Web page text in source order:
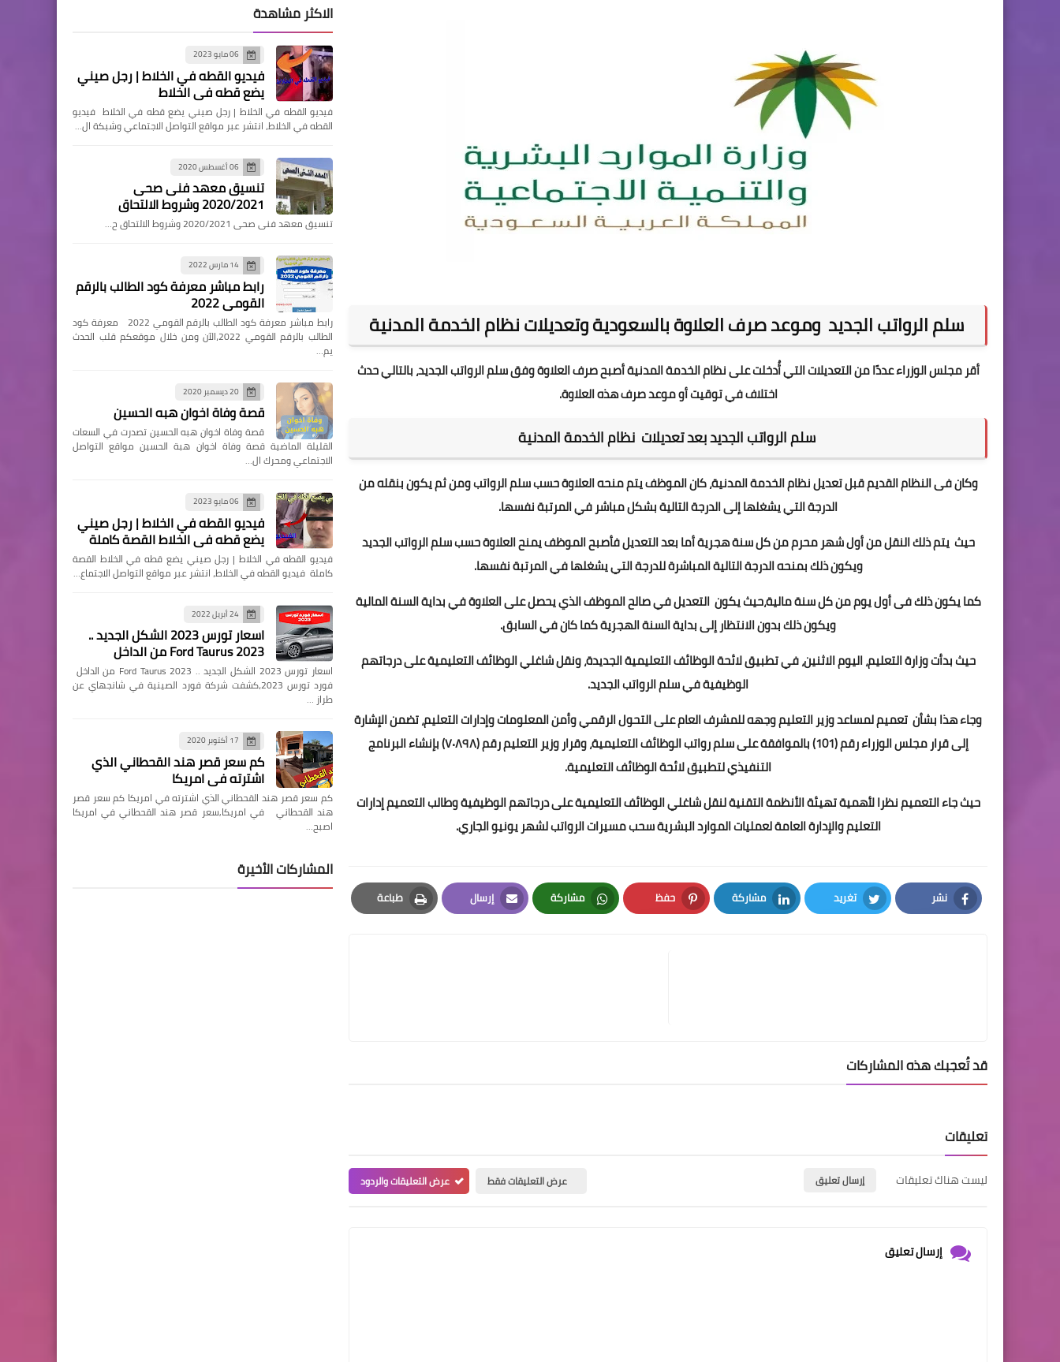
سلم الرواتب الجديد وموعد صرف العلاوة بالسعودية وتعديلات نظام الخدمة المدنية
أقر مجلس الوزراء عددًا من التعديلات التي أُدخلت على نظام الخدمة المدنية أصبح صرف العلاوة وفق سلم الرواتب الجديد، بالتالي حدث
اختلاف في توقيت أو موعد صرف هذه العلاوة.
سلم الرواتب الجديد بعد تعديلات نظام الخدمة المدنية
وكان فى النظام القديم قبل تعديل نظام الخدمة المدنية، كان الموظف يتم منحه العلاوة حسب سلم الرواتب ومن ثم يكون بنقله من
الدرجة التي يشغلها إلى الدرجة التالية بشكل مباشر في المرتبة نفسها.
حيث يتم ذلك النقل من أول شهر محرم من كل سنة هجرية أما بعد التعديل فأصبح الموظف يمنح العلاوة حسب سلم الرواتب الجديد
ويكون ذلك بمنحه الدرجة التالية المباشرة للدرجة التي يشغلها في المرتبة نفسها.
كما يكون ذلك فى أول يوم من كل سنة مالية،حيث يكون التعديل في صالح الموظف الذي يحصل على العلاوة في بداية السنة المالية
ويكون ذلك بدون الانتظار إلى بداية السنة الهجرية كما كان في السابق.
حيث بدأت وزارة التعليم، اليوم الاثنين، في تطبيق لائحة الوظائف التعليمية الجديدة، ونقل شاغلي الوظائف التعليمية على درجاتهم
الوظيفية في سلم الرواتب الجديد.
وجاء هذا بشأن تعميم لمساعد وزير التعليم وجهه للمشرف العام على التحول الرقمي وأمن المعلومات وإدارات التعليم، تضمن الإشارة
إلى قرار مجلس الوزراء رقم (101) بالموافقة على سلم رواتب الوظائف التعليمية، وقرار وزير التعليم رقم (۷۰۸۹۸) بإنشاء البرنامج
التنفيذي لتطبيق لائحة الوظائف التعليمية.
حيث جاء التعميم نظرا لأهمية تهيئة الأنظمة التقنية لنقل شاغلي الوظائف التعليمية على درجاتهم الوظيفية وطالب التعميم إدارات
التعليم والإدارة العامة لعمليات الموارد البشرية سحب مسيرات الرواتب لشهر يونيو الجاري.
نشر
Facebook
تغريد
Twitter
مشاركة
LinkedIn
حفظ
Pinterest
مشاركة
Whatsapp
إرسال
Email
طباعة
Print
قد تُعجبك هذه المشاركات
تعليقات
ليست هناك تعليقات إرسال تعليق عرض التعليقات فقط عرض التعليقات والردود
إرسال تعليق
الاكثر مشاهدة
06 مايو 2023
فيديو القطه في الخلاط | رجل صيني
يضع قطه في الخلاط
فيديو القطه في الخلاط | رجل صيني يضع قطه في الخلاط فيديو
القطه في الخلاط، انتشر عبر مواقع التواصل الاجتماعي وشبكة ال…
06 أغسطس 2020
تنسيق معهد فنى صحى
2020/2021 وشروط الالتحاق
تنسيق معهد فنى صحى 2020/2021 وشروط الالتحاق ح…
14 مارس 2022
رابط مباشر معرفة كود الطالب بالرقم
القومي 2022
رابط مباشر معرفة كود الطالب بالرقم القومي 2022 معرفة كود
الطالب بالرقم القومي 2022،الآن ومن خلال موقعكم قلب الحدث
يم…
20 ديسمبر 2020
قصة وفاة اخوان هبه الحسين
قصة وفاة اخوان هبه الحسين تصدرت في السعات
القليلة الماضية قصة وفاة اخوان هبة الحسين مواقع التواصل
الاجتماعي ومحرك ال…
06 مايو 2023
فيديو القطه في الخلاط | رجل صيني
يضع قطه في الخلاط القصة كاملة
فيديو القطه في الخلاط | رجل صيني يضع قطه في الخلاط القصة
كاملة فيديو القطه في الخلاط، انتشر عبر مواقع التواصل الاجتماع…
24 أبريل 2022
اسعار تورس 2023 الشكل الجديد ..
Ford Taurus 2023 من الداخل
اسعار تورس 2023 الشكل الجديد .. Ford Taurus 2023 من الداخل
فورد تورس 2023،كشفت شركة فورد الصينية في شانجهاي عن
طراز …
17 أكتوبر 2020
كم سعر قصر هند القحطاني الذي
اشترته في امريكا
كم سعر قصر هند القحطاني الذي اشترته في امريكا كم سعر قصر
هند القحطاني في امريكا,سعر قصر هند القحطاني في امريكا
اصبح…
المشاركات الأخيرة